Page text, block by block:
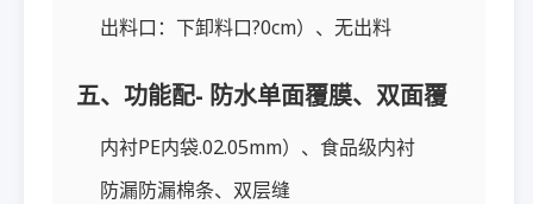
出料口：下卸料口?0cm）、无出料
五、功能配- 防水单面覆膜、双面覆
内衬PE内袋.02.05mm）、食品级内衬
防漏防漏棉条、双层缝